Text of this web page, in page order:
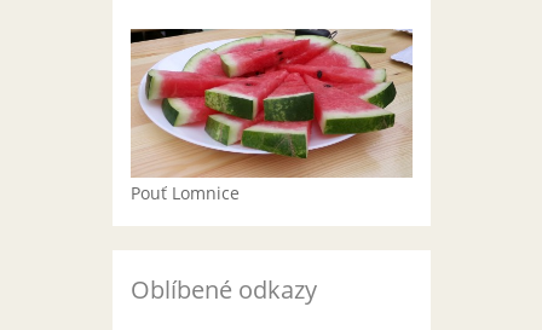
Pouť Lomnice
Oblíbené odkazy